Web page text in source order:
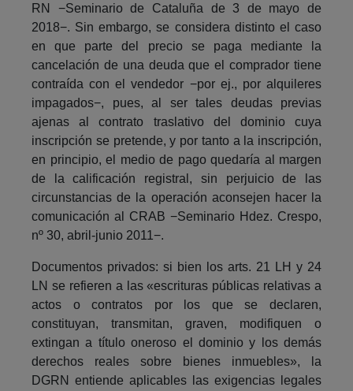
RN −Seminario de Cataluña de 3 de mayo de
2018−. Sin embargo, se considera distinto el caso
en que parte del precio se paga mediante la
cancelación de una deuda que el comprador tiene
contraída con el vendedor −por ej., por alquileres
impagados−, pues, al ser tales deudas previas
ajenas al contrato traslativo del dominio cuya
inscripción se pretende, y por tanto a la inscripción,
en principio, el medio de pago quedaría al margen
de la calificación registral, sin perjuicio de las
circunstancias de la operación aconsejen hacer la
comunicación al CRAB −Seminario Hdez. Crespo,
nº 30, abril-junio 2011−.
Documentos privados: si bien los arts. 21 LH y 24
LN se refieren a las «escrituras públicas relativas a
actos o contratos por los que se declaren,
constituyan, transmitan, graven, modifiquen o
extingan a título oneroso el dominio y los demás
derechos reales sobre bienes inmuebles», la
DGRN entiende aplicables las exigencias legales